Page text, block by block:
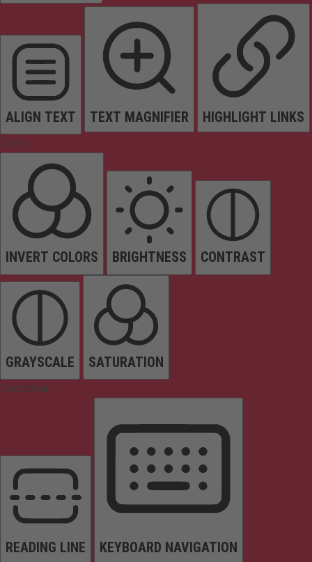
ALIGN TEXT TEXT MAGNIFIER HIGHLIGHT LINKS
Colors
INVERT COLORS BRIGHTNESS CONTRAST
GRAYSCALE SATURATION
Orientation
READING LINE KEYBOARD NAVIGATION